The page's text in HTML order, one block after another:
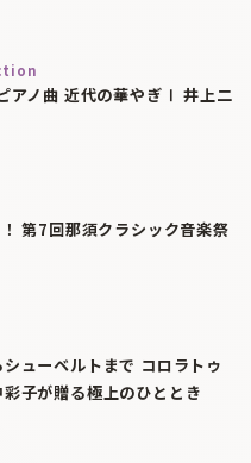
アノ曲 近代の華やぎⅠ 井上二
第7回那須クラシック音楽祭
ューベルトまで コロラトゥ
子が贈る極上のひととき